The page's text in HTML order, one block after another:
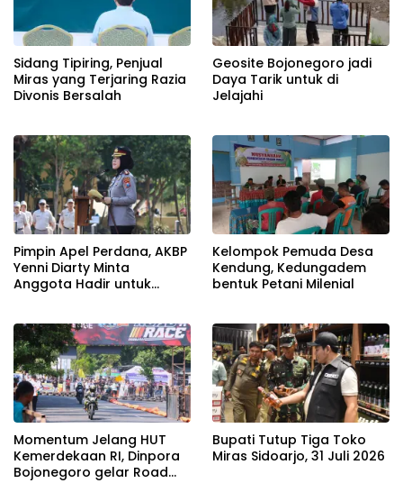
Sidang Tipiring, Penjual
Miras yang Terjaring Razia
Divonis Bersalah
Geosite Bojonegoro jadi
Daya Tarik untuk di
Jelajahi
Pimpin Apel Perdana, AKBP
Yenni Diarty Minta
Anggota Hadir untuk
Kelompok Pemuda Desa
Kendung, Kedungadem
bentuk Petani Milenial
Momentum Jelang HUT
Kemerdekaan RI, Dinpora
Bojonegoro gelar Road
Bupati Tutup Tiga Toko
Miras Sidoarjo, 31 Juli 2026